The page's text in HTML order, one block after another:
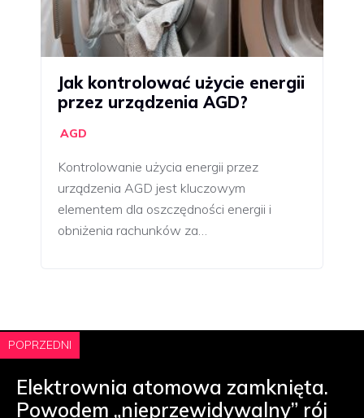
Jak kontrolować użycie energii
przez urządzenia AGD?
AGD
Kontrolowanie użycia energii przez
urządzenia AGD jest kluczowym
elementem dla oszczędności energii i
obniżenia rachunków za…
POPRZEDNI
Elektrownia atomowa zamknięta.
Powodem „nieprzewidywalny” rój